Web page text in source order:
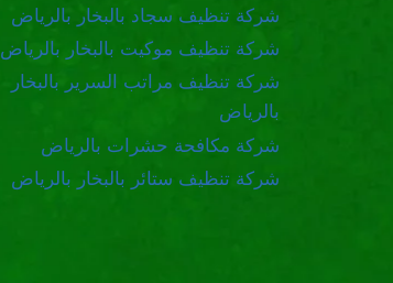
شركة تنظيف سجاد بالبخار بالرياض
شركة تنظيف موكيت بالبخار بالرياض
شركة تنظيف مراتب السرير بالبخار
بالرياض
شركة مكافحة حشرات بالرياض
شركة تنظيف ستائر بالبخار بالرياض